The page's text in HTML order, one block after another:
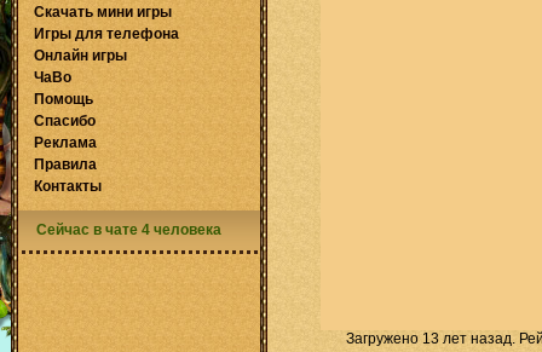
Загружено 13 лет назад.
Скачать мини игры
Игры для телефона
Онлайн игры
ЧаВо
Помощь
Спасибо
Реклама
Правила
Контакты
Сейчас в чате 4 человека